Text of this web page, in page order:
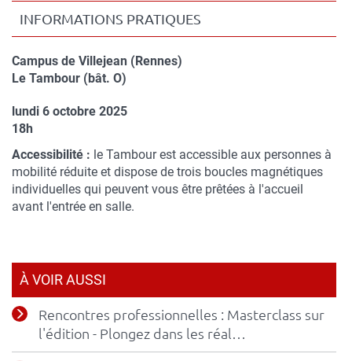
INFORMATIONS PRATIQUES
Campus de Villejean (Rennes)
Compléments
lieu
Le Tambour (bât. O)
lundi 6 octobre 2025
Complément
date
18h
Accessibilité : le Tambour est accessible aux personnes à
mobilité réduite et dispose de trois boucles magnétiques
individuelles qui peuvent vous être prêtées à l'accueil
avant l'entrée en salle.
À VOIR AUSSI
Rencontres professionnelles : Masterclass sur
l'édition - Plongez dans les réal…